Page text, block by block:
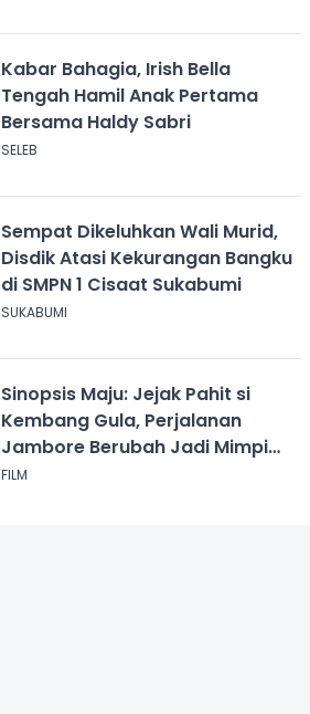
Kabar Bahagia, Irish Bella
Tengah Hamil Anak Pertama
Bersama Haldy Sabri
SELEB
Sempat Dikeluhkan Wali Murid,
Disdik Atasi Kekurangan Bangku
di SMPN 1 Cisaat Sukabumi
SUKABUMI
Sinopsis Maju: Jejak Pahit si
Kembang Gula, Perjalanan
Jambore Berubah Jadi Mimpi
Buruk
FILM